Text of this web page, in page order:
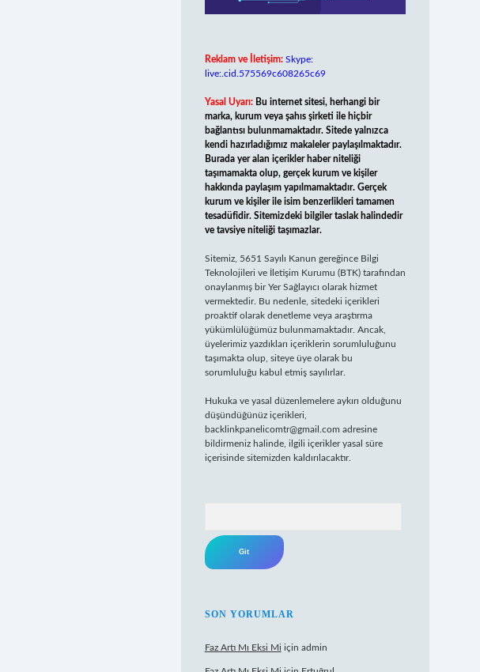
Reklam ve İletişim: Skype:
live:.cid.575569c608265c69
Yasal Uyarı: Bu internet sitesi, herhangi bir
marka, kurum veya şahıs şirketi ile hiçbir
bağlantısı bulunmamaktadır. Sitede yalnızca
kendi hazırladığımız makaleler paylaşılmaktadır.
Burada yer alan içerikler haber niteliği
taşımamakta olup, gerçek kurum ve kişiler
hakkında paylaşım yapılmamaktadır. Gerçek
kurum ve kişiler ile isim benzerlikleri tamamen
tesadüfidir. Sitemizdeki bilgiler taslak halindedir
ve tavsiye niteliği taşımazlar.
Sitemiz, 5651 Sayılı Kanun gereğince Bilgi
Teknolojileri ve İletişim Kurumu (BTK) tarafından
onaylanmış bir Yer Sağlayıcı olarak hizmet
vermektedir. Bu nedenle, sitedeki içerikleri
proaktif olarak denetleme veya araştırma
yükümlülüğümüz bulunmamaktadır. Ancak,
üyelerimiz yazdıkları içeriklerin sorumluluğunu
taşımakta olup, siteye üye olarak bu
sorumluluğu kabul etmiş sayılırlar.
Hukuka ve yasal düzenlemelere aykırı olduğunu
düşündüğünüz içerikleri,
backlinkpanelicomtr@gmail.com adresine
bildirmeniz halinde, ilgili içerikler yasal süre
içerisinde sitemizden kaldırılacaktır.
SON YORUMLAR
Faz Artı Mı Eksi Mi için admin